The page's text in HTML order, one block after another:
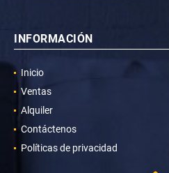
INFORMACIÓN
Inicio
Ventas
Alquiler
Contáctenos
Políticas de privacidad